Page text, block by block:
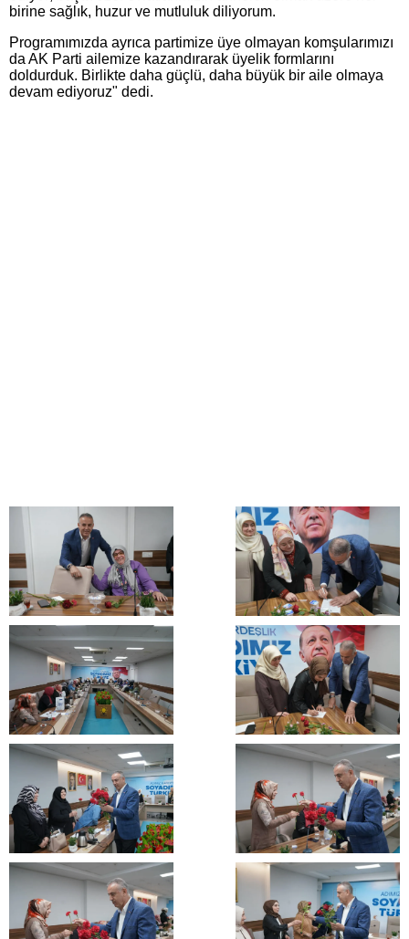
birine sağlık, huzur ve mutluluk diliyorum.
Programımızda ayrıca partimize üye olmayan komşularımızı
da AK Parti ailemize kazandırarak üyelik formlarını
doldurduk. Birlikte daha güçlü, daha büyük bir aile olmaya
devam ediyoruz" dedi.